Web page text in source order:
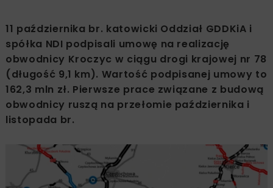
11 października br. katowicki Oddział GDDKiA i
spółka NDI podpisali umowę na realizację
obwodnicy Kroczyc w ciągu drogi krajowej nr 78
(długość 9,1 km). Wartość podpisanej umowy to
162,3 mln zł. Pierwsze prace związane z budową
obwodnicy ruszą na przełomie października i
listopada br.